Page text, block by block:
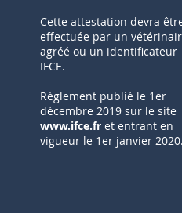
Cette attestation devra
effectuée par un
agréé ou un identificateur
IFCE.
Règlement publié le 1er
décembre 2019 sur le site
www.ifce.fr et entrant en
vigueur le 1er janvier